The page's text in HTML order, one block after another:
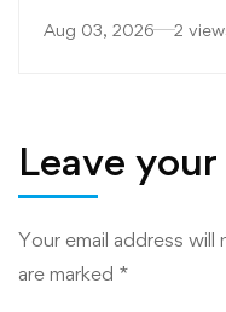
Aug 03, 2026 2
Leave
Your email address
are marked *